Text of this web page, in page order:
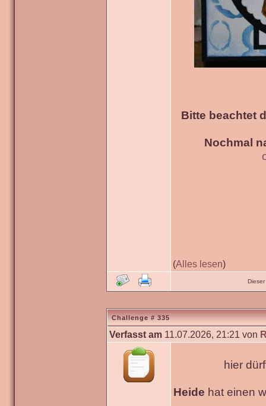
Bitte beachtet
Nochmal
(Alles lesen)
Challenge # 335
Verfasst am 11.07.2026, 21:21 von
hier
Heide hat einen